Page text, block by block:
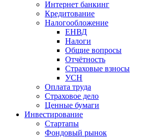
Интернет банкинг
Кредитование
Налогообложение
ЕНВД
Налоги
Общие вопросы
Отчётность
Страховые взносы
УСН
Оплата труда
Страховое дело
Ценные бумаги
Инвестирование
Стартапы
Фондовый рынок